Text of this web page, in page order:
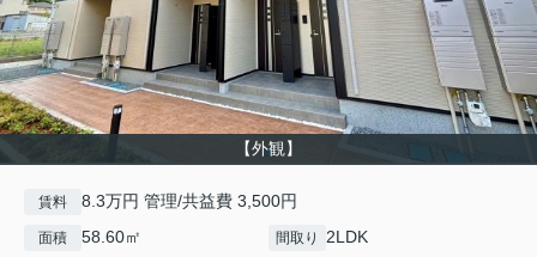
【外観】
賃料 8.3万円 管理/共益費 3,500円
面積 58.60㎡ 間取り 2LDK